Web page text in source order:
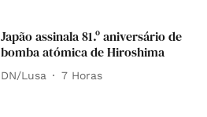
Japão assinala 81.º aniversário de
bomba atómica de Hiroshima
DN/Lusa 7 Horas